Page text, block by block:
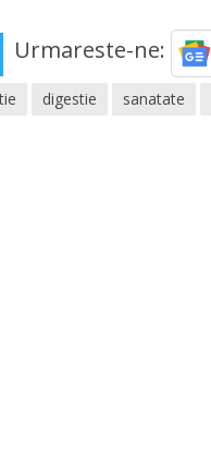
Urmareste-ne:
digestie sanatate